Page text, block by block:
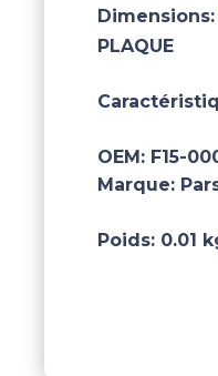
Dimensions:
PLAQUE
OEM: F15-
Marque:
Poids: 0.01